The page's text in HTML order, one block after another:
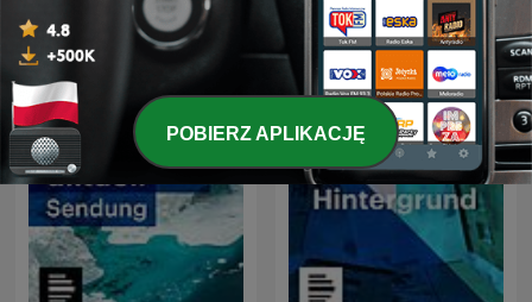
Der Tag Forschung aktuell
POBIERZ APLIKACJĘ